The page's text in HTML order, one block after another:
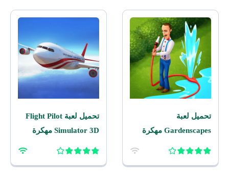
تحميل لعبة
Gardenscapes مهكرة
تحميل لعبة Flight Pilot
Simulator 3D مهكرة